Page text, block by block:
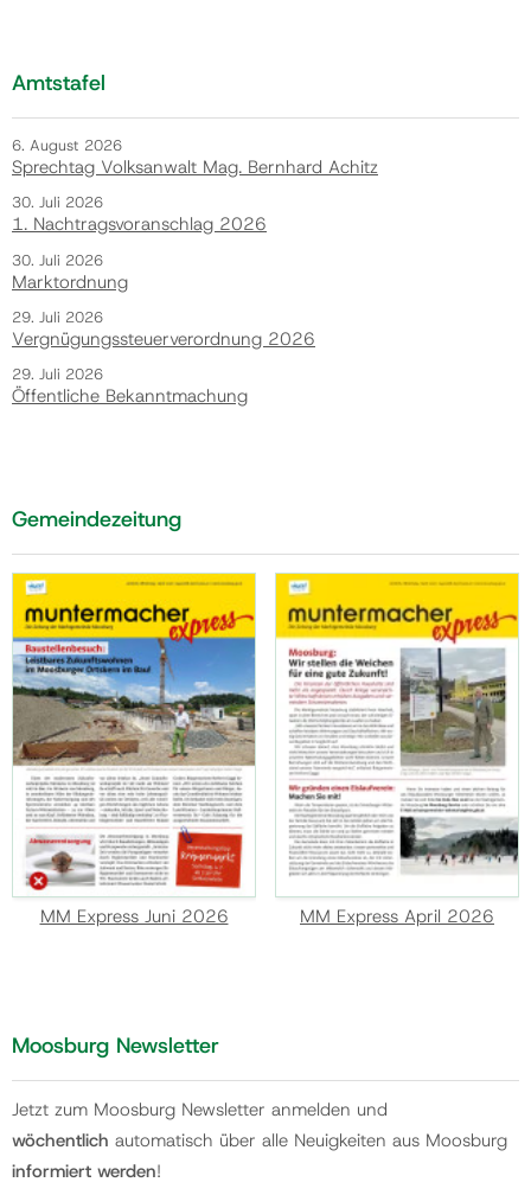
Amtstafel
6. August 2026
Sprechtag Volksanwalt Mag. Bernhard Achitz
30. Juli 2026
1. Nachtragsvoranschlag 2026
30. Juli 2026
Marktordnung
29. Juli 2026
Vergnügungssteuerverordnung 2026
29. Juli 2026
Öffentliche Bekanntmachung
Gemeindezeitung
MM Express Juni 2026 MM Express April 2026
Moosburg Newsletter
Jetzt zum Moosburg Newsletter anmelden und
wöchentlich automatisch über alle Neuigkeiten aus Moosburg
informiert werden!